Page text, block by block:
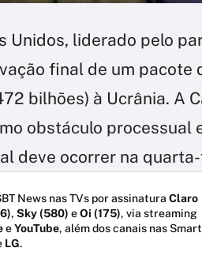
Unidos, liderado pelo
final de um pacote
bilhões) à Ucrânia. A
obstáculo processual
deve ocorrer na quarta-
News nas TVs por assinatura Claro
, Sky (580) eOi (175), via streaming
eYouTube, além dos canais nas Smart
LG.